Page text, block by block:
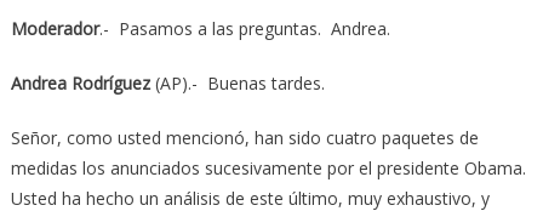
Moderador.- Pasamos a las preguntas. Andrea.
Andrea Rodríguez(AP).- Buenas tardes.
Señor, como usted mencionó, han sido cuatro paquetes de
medidas los anunciados sucesivamente por el presidente Obama.
Usted ha hecho un análisis de este último, muy exhaustivo, y